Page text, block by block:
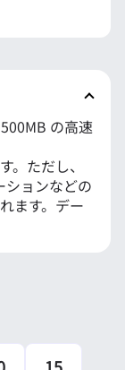
500MB の高速
。ただし、
ションなどの
ます。デー